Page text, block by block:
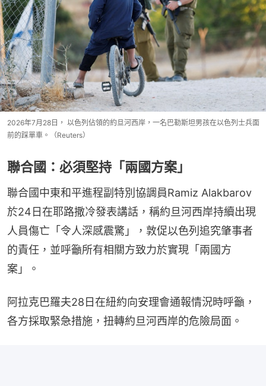
2026年7月28日， 以色列佔領的約旦河西岸，一名巴勒斯坦男孩在以色列士兵面
前的踩單車。（Reuters）
聯合國：必須堅持「兩國方案」
聯合國中東和平進程副特別協調員Ramiz Alakbarov
於24日在耶路撒冷發表講話，稱約旦河西岸持續出現
人員傷亡「令人深感震驚」，敦促以色列追究肇事者
的責任，並呼籲所有相關方致力於實現「兩國方
案」。
阿拉克巴羅夫28日在紐約向安理會通報情況時呼籲，
各方採取緊急措施，扭轉約旦河西岸的危險局面。